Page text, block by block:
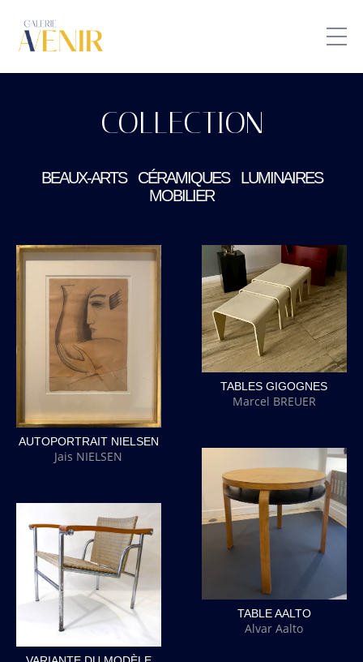
COLLECTION
BEAUX-ARTS CÉRAMIQUES
LUMINAIRES
MOBILIER
AUTOPORTRAIT NIELSEN
Jais NIELSEN
TABLES GIGOGNES
Marcel BREUER
TABLE AALTO
Alvar Aalto